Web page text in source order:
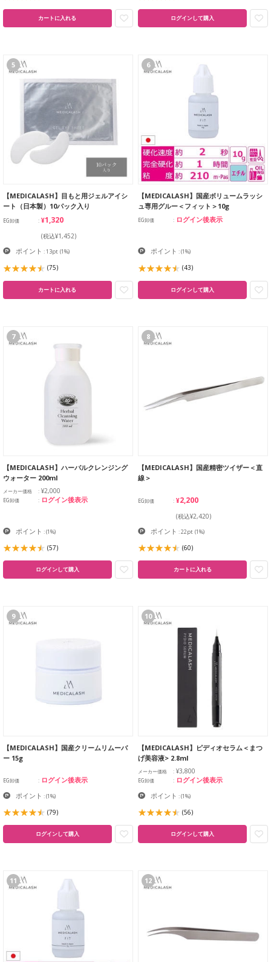
カートに入れる ログインして購入
5
【MEDICALASH】目もと用ジェルアイシ
ート（日本製）10パック入り
EG卸価 ¥1,320
(税込¥1,452)
ポイント : 13pt (1%)
(75)
カートに入れる
6
【MEDICALASH】国産ボリュームラッシ
ュ専用グルー＜フィット＞10g
EG卸価 ログイン後表示
ポイント :(1%)
(43)
ログインして購入
7
【MEDICALASH】ハーバルクレンジング
ウォーター 200ml
メーカー価格 ¥2,000
EG卸価 ログイン後表示
ポイント :(1%)
(57)
ログインして購入
8
【MEDICALASH】国産精密ツイザー＜直
線＞
EG卸価 ¥2,200
(税込¥2,420)
ポイント : 22pt (1%)
(60)
カートに入れる
9
【MEDICALASH】国産クリームリムーバ
ー 15g
EG卸価 ログイン後表示
ポイント :(1%)
(79)
ログインして購入
10
【MEDICALASH】ピディオセラム＜まつ
げ美容液> 2.8ml
メーカー価格 ¥3,800
EG卸価 ログイン後表示
ポイント :(1%)
(56)
ログインして購入
11 12